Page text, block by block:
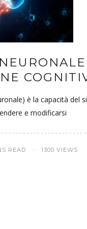
è la capacità del
e modificarsi
READ 1300 VIEWS